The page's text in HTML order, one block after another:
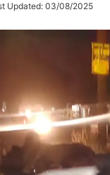
Updated: 03/08/2025